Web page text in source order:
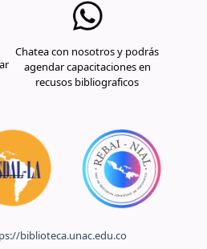
Chatea con nosotros y podrás
agendar capacitaciones en
recusos bibliograficos
biblioteca.unac.edu.co